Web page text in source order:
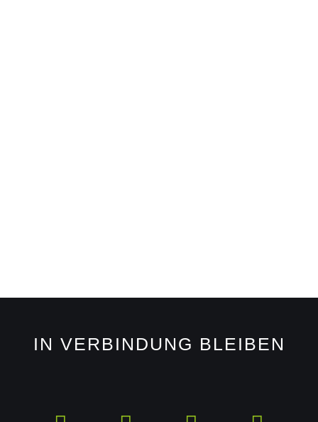
IN VERBINDUNG BLEIBEN